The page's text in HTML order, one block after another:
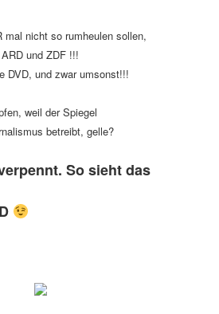
mal nicht so rumheulen sollen,
und ZDF !!!
DVD, und zwar umsonst!!!
weil der Spiegel
betreibt, gelle?
So sieht das